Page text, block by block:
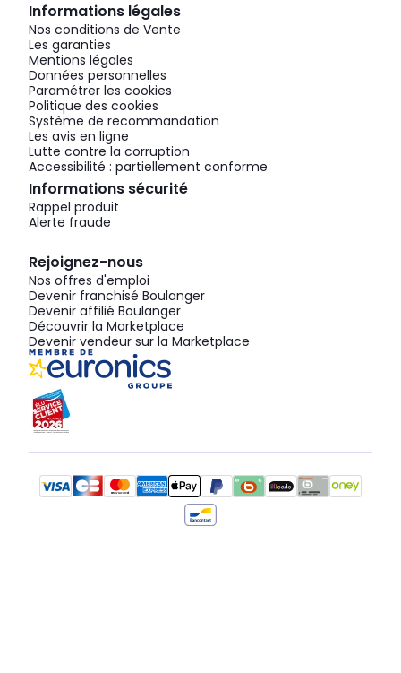
Informations légales
Nos conditions de Vente
Les garanties
Mentions légales
Données personnelles
Paramétrer les cookies
Politique des cookies
Système de recommandation
Les avis en ligne
Lutte contre la corruption
Accessibilité : partiellement conforme
Informations sécurité
Rappel produit
Alerte fraude
Rejoignez-nous
Nos offres d'emploi
Devenir franchisé Boulanger
Devenir affilié Boulanger
Découvrir la Marketplace
Devenir vendeur sur la Marketplace